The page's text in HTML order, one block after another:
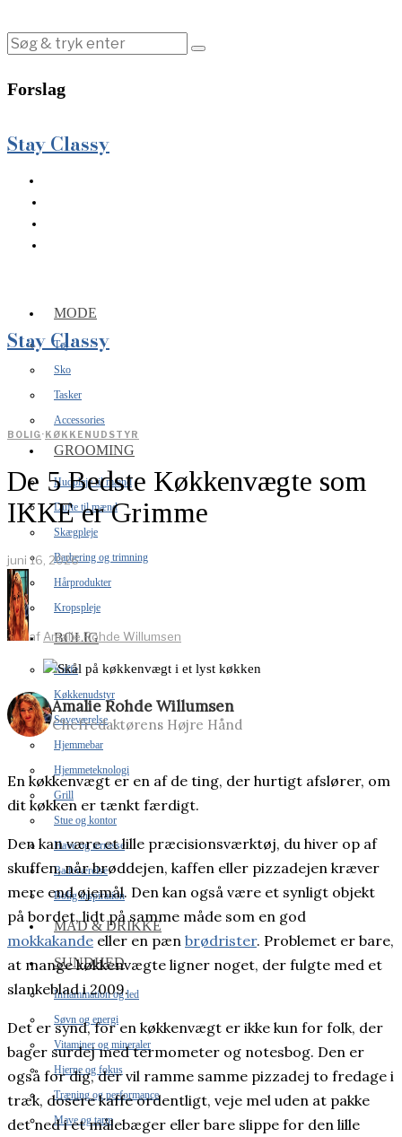
Forslag
Stay Classy
MODE
Tøj
Sko
Tasker
Accessories
GROOMING
Hudpleje til mænd
Dufte til mænd
Skægpleje
Barbering og trimning
Hårprodukter
Kropspleje
BOLIG
Kaffe
Køkkenudstyr
Soveværelse
Hjemmebar
Hjemmeteknologi
Grill
Stue og kontor
Have og terrasse
Badeværelse
Bolig inspiration
MAD & DRIKKE
SUNDHED
Inflammation og led
Søvn og energi
Vitaminer og mineraler
Hjerne og fokus
Træning og performance
Mave og tarm
Stay Classy
BOLIG·KØKKENUDSTYR
De 5 Bedste Køkkenvægte som
IKKE er Grimme
juni 16, 2026
afAmalie Rohde Willumsen
Amalie Rohde Willumsen
Chefredaktørens Højre Hånd
En køkkenvægt er en af de ting, der hurtigt afslører, om
dit køkken er tænkt færdigt.
Den kan være et lille præcisionsværktøj, du hiver op af
skuffen, når brøddejen, kaffen eller pizzadejen kræver
mere end øjemål. Den kan også være et synligt objekt
på bordet, lidt på samme måde som en god
mokkakande eller en pæn brødrister. Problemet er bare,
at mange køkkenvægte ligner noget, der fulgte med et
slankeblad i 2009.
Det er synd, for en køkkenvægt er ikke kun for folk, der
bager surdej med termometer og notesbog. Den er
også for dig, der vil ramme samme pizzadej to fredage i
træk, dosere kaffe ordentligt, veje mel uden at pakke
det ned i et målebæger eller bare slippe for den lille